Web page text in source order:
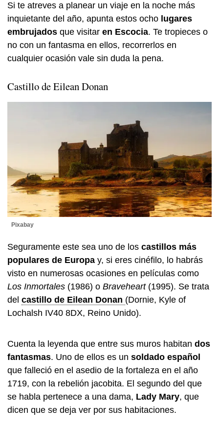
Si te atreves a planear un viaje en la noche más
inquietante del año, apunta estos ocho lugares
embrujados que visitar en Escocia. Te tropieces o
no con un fantasma en ellos, recorrerlos en
cualquier ocasión vale sin duda la pena.
Castillo de Eilean Donan
Pixabay
Seguramente este sea uno de los castillos más
populares de Europa y, si eres cinéfilo, lo habrás
visto en numerosas ocasiones en películas como
Los Inmortales (1986) o Braveheart (1995). Se trata
del castillo de Eilean Donan (Dornie, Kyle of
Lochalsh IV40 8DX, Reino Unido).
Cuenta la leyenda que entre sus muros habitan dos
fantasmas. Uno de ellos es un soldado español
que falleció en el asedio de la fortaleza en el año
1719, con la rebelión jacobita. El segundo del que
se habla pertenece a una dama, Lady Mary, que
dicen que se deja ver por sus habitaciones.